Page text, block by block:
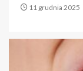
11 grudnia 2025